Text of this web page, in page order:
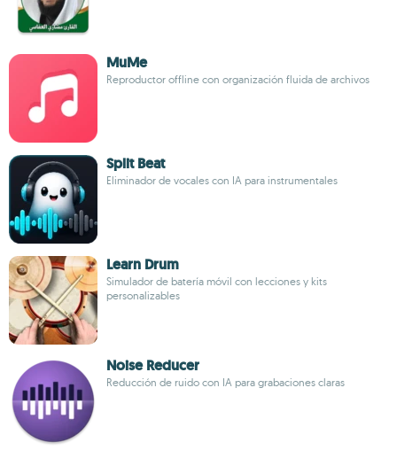
MuMe
Reproductor offline con organización fluida de archivos
Split Beat
Eliminador de vocales con IA para instrumentales
Learn Drum
Simulador de batería móvil con lecciones y kits
personalizables
Noise Reducer
Reducción de ruido con IA para grabaciones claras